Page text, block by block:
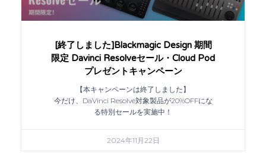
[終了しました]Blackmagic Design 期間
限定 Davinci Resolveセール・Cloud Pod
プレゼントキャンペーン
【本キャンペーンは終了しました】
今だけ、DaVinci Resolve対象製品が20%OFFにな
る特別セールを実施中！
2024年11月22日